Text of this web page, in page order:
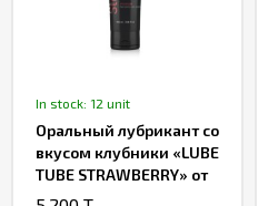
In stock: 12 unit
Оральный лубрикант со
вкусом клубники «LUBE
TUBE STRAWBERRY» от
«Orgie»